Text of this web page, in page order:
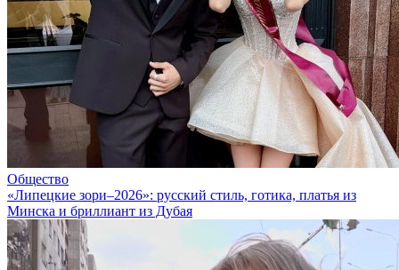
Общество
«Липецкие зори–2026»: русский стиль, готика, платья из
Минска и бриллиант из Дубая